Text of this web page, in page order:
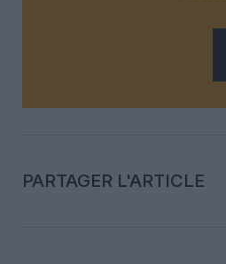
PARTAGER L'ARTICLE